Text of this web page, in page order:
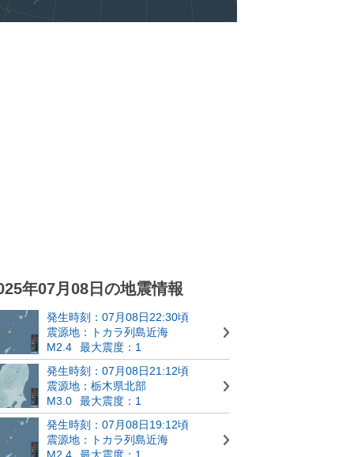
年07月08日の地震情報
発生時刻：07月08日22:30頃
震源地：トカラ列島近海
M2.4
最大震度：1
発生時刻：07月08日21:12頃
震源地：栃木県北部
M3.0
最大震度：1
発生時刻：07月08日19:12頃
震源地：トカラ列島近海
M2.4
最大震度：1